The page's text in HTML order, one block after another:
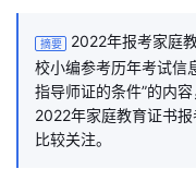
摘要
2022年报考家庭
校小编参考历年考试信
指导师证的条件”的内
2022年家庭教育证书
比较关注。